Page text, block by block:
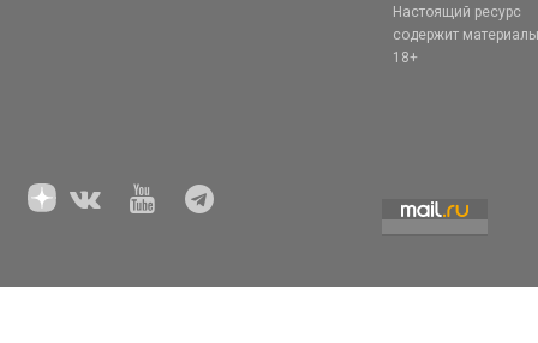
Настоящий ресурс
содержит
18+